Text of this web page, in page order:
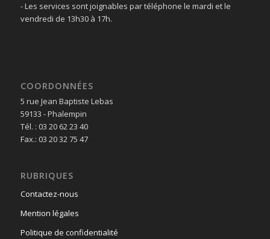
- Les services sont joignables par téléphone le mardi et le
vendredi de 13h30 à 17h.
COORDONNÉES
5 rue Jean Baptiste Lebas
59133 - Phalempin
Tél. : 03 20 62 23 40
Fax.: 03 20 32 75 47
RUBRIQUES
Contactez-nous
Mention légales
Politique de confidentialité